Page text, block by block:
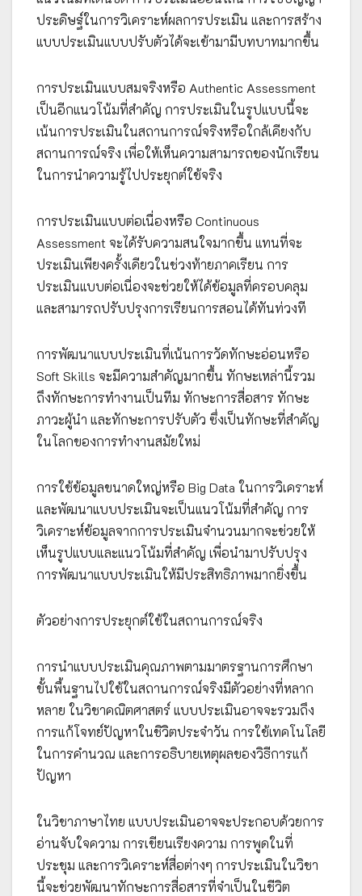
ประดิษฐ์ในการวิเคราะห์ผลการประเมิน และการสร้าง
แบบประเมินแบบปรับตัวได้จะเข้ามามีบทบาทมากขึ้น
การประเมินแบบสมจริงหรือ Authentic Assessment
เป็นอีกแนวโน้มที่สำคัญ การประเมินในรูปแบบนี้จะ
เน้นการประเมินในสถานการณ์จริงหรือใกล้เคียงกับ
สถานการณ์จริง เพื่อให้เห็นความสามารถของนักเรียน
ในการนำความรู้ไปประยุกต์ใช้จริง
การประเมินแบบต่อเนื่องหรือ Continuous
Assessment จะได้รับความสนใจมากขึ้น แทนที่จะ
ประเมินเพียงครั้งเดียวในช่วงท้ายภาคเรียน การ
ประเมินแบบต่อเนื่องจะช่วยให้ได้ข้อมูลที่ครอบคลุม
และสามารถปรับปรุงการเรียนการสอนได้ทันท่วงที
การพัฒนาแบบประเมินที่เน้นการวัดทักษะอ่อนหรือ
Soft Skills จะมีความสำคัญมากขึ้น ทักษะเหล่านี้รวม
ถึงทักษะการทำงานเป็นทีม ทักษะการสื่อสาร ทักษะ
ภาวะผู้นำ และทักษะการปรับตัว ซึ่งเป็นทักษะที่สำคัญ
ในโลกของการทำงานสมัยใหม่
การใช้ข้อมูลขนาดใหญ่หรือ Big Data ในการวิเคราะห์
และพัฒนาแบบประเมินจะเป็นแนวโน้มที่สำคัญ การ
วิเคราะห์ข้อมูลจากการประเมินจำนวนมากจะช่วยให้
เห็นรูปแบบและแนวโน้มที่สำคัญ เพื่อนำมาปรับปรุง
การพัฒนาแบบประเมินให้มีประสิทธิภาพมากยิ่งขึ้น
ตัวอย่างการประยุกต์ใช้ในสถานการณ์จริง
การนำแบบประเมินคุณภาพตามมาตรฐานการศึกษา
ขั้นพื้นฐานไปใช้ในสถานการณ์จริงมีตัวอย่างที่หลาก
หลาย ในวิชาคณิตศาสตร์ แบบประเมินอาจจะรวมถึง
การแก้โจทย์ปัญหาในชิวิตประจำวัน การใช้เทคโนโลยี
ในการคำนวณ และการอธิบายเหตุผลของวิธีการแก้
ปัญหา
ในวิชาภาษาไทย แบบประเมินอาจจะประกอบด้วยการ
อ่านจับใจความ การเขียนเรียงความ การพูดในที่
ประชุม และการวิเคราะห์สื่อต่างๆ การประเมินในวิชา
นี้จะช่วยพัฒนาทักษะการสื่อสารที่จำเป็นในชีวิต